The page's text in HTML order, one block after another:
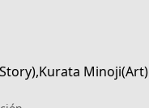
Minoji(Art)